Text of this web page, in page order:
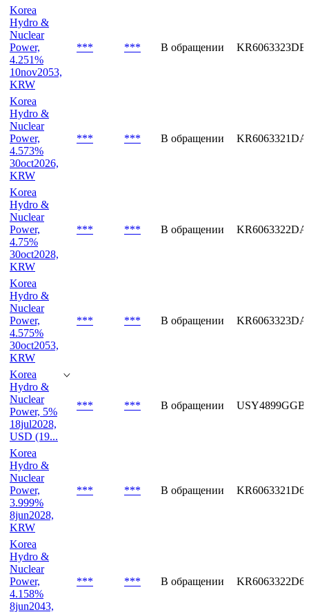
Korea
Hydro &
Nuclear
Power,
4.251%
10nov2053,
KRW
*** *** В обращении
Korea
Hydro &
Nuclear
Power,
4.573%
30oct2026,
KRW
*** *** В обращении
Korea
Hydro &
Nuclear
Power,
4.75%
30oct2028,
KRW
*** *** В обращении
Korea
Hydro &
Nuclear
Power,
4.575%
30oct2053,
KRW
*** *** В обращении
Korea
Hydro &
Nuclear
Power, 5%
18jul2028,
USD (19...
*** *** В обращении
Korea
Hydro &
Nuclear
Power,
3.999%
8jun2028,
KRW
*** *** В обращении
Korea
Hydro &
Nuclear
Power,
4.158%
8jun2043,
*** *** В обращении